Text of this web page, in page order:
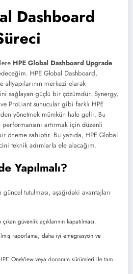
Dashboard
HPE Global Dashboard Upgrade
HPE Global Dashboard,
altyapılarının merkezi olarak
sağlayan güçlü bir çözümdür. Synergy,
ProLiant sunucular gibi farklı HPE
yönetmek mümkün hale gelir. Bu
artırmak için düzenli
öneme sahiptir. Bu yazıda, HPE Global
teknik adımlarla ele alacağım.
Yapılmalı?
tutulması, aşağıdaki avantajları
çıkan güvenlik açıklarının kapatılması.
raporlama, daha iyi entegrasyon ve
OneView veya donanım sürümleri ile tam